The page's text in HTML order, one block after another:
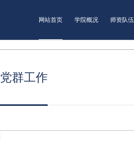
网站首页 学院概况 师资队伍
党群工作